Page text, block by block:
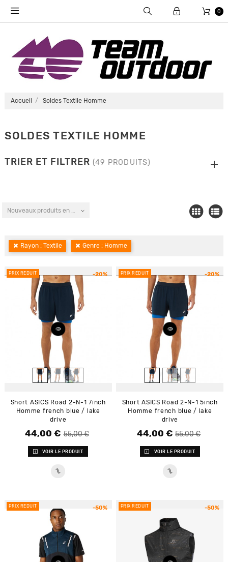
0
Accueil Soldes Textile Homme
SOLDES TEXTILE HOMME
TRIER ET FILTRER (49 PRODUITS)
Nouveaux produits en premier
Rayon : Textile Genre : Homme
PRIX RÉDUIT -20%
Short ASICS Road 2-N-1 7inch
Homme french blue / lake
drive
Prix de base 55,00 €
Prix
44,00 €
VOIR LE PRODUIT
PRIX RÉDUIT -20%
Short ASICS Road 2-N-1 5inch
Homme french blue / lake
drive
Prix de base 55,00 €
Prix
44,00 €
VOIR LE PRODUIT
PRIX RÉDUIT -50% PRIX RÉDUIT -50%